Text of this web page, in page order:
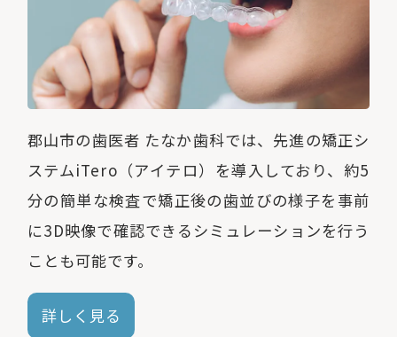
郡山市の歯医者 たなか歯科では、先進の矯正シ
ステムiTero（アイテロ）を導入しており、約5
分の簡単な検査で矯正後の歯並びの様子を事前
に3D映像で確認できるシミュレーションを行う
ことも可能です。
詳しく見る